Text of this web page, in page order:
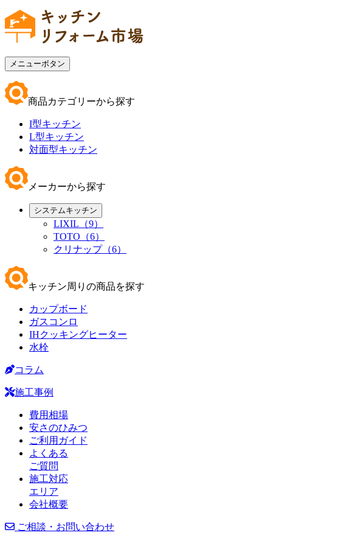
メニューボタン
商品カテゴリーから探す
I型キッチン
L型キッチン
対面型キッチン
メーカーから探す
システムキッチン
LIXIL（9）
TOTO（6）
クリナップ（6）
キッチン周りの商品を探す
カップボード
ガスコンロ
IHクッキングヒーター
水栓
コラム
施工事例
費用相場
安さのひみつ
ご利用ガイド
よくある
ご質問
施工対応
エリア
会社概要
ご相談・お問い合わせ